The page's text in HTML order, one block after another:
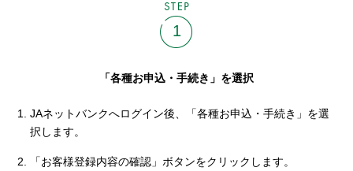
1
「各種お申込・手続き」を選択
JAネットバンクへログイン後、「各種お申込・手続き」を選
択します。
「お客様登録内容の確認」ボタンをクリックします。